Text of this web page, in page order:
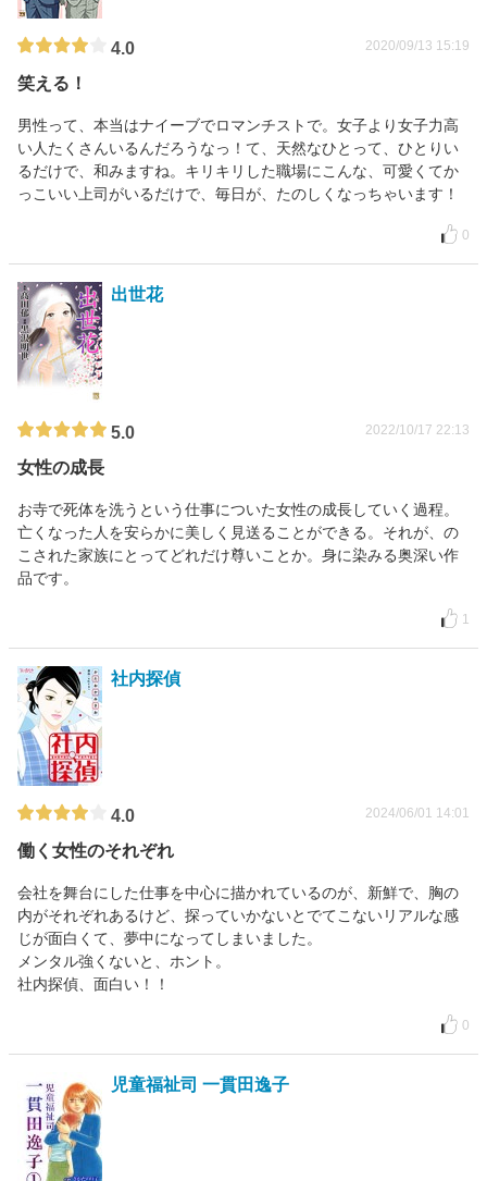
4.0 2020/09/13 15:19
笑える！
男性って、本当はナイーブでロマンチストで。女子より女子力高
い人たくさんいるんだろうなっ！て、天然なひとって、ひとりい
るだけで、和みますね。キリキリした職場にこんな、可愛くてか
っこいい上司がいるだけで、毎日が、たのしくなっちゃいます！
0
出世花
5.0 2022/10/17 22:13
女性の成長
お寺で死体を洗うという仕事についた女性の成長していく過程。
亡くなった人を安らかに美しく見送ることができる。それが、の
こされた家族にとってどれだけ尊いことか。身に染みる奥深い作
品です。
1
社内探偵
4.0 2024/06/01 14:01
働く女性のそれぞれ
会社を舞台にした仕事を中心に描かれているのが、新鮮で、胸の
内がそれぞれあるけど、探っていかないとでてこないリアルな感
じが面白くて、夢中になってしまいました。
メンタル強くないと、ホント。
社内探偵、面白い！！
0
児童福祉司 一貫田逸子